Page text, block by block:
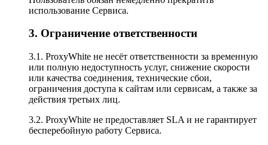
использование Сервиса.
3. Ограничение ответственности
3.1. ProxyWhite не несёт ответственности за временную
или полную недоступность услуг, снижение скорости
или качества соединения, технические сбои,
ограничения доступа к сайтам или сервисам, а также за
действия третьих лиц.
3.2. ProxyWhite не предоставляет SLA и не гарантирует
бесперебойную работу Сервиса.